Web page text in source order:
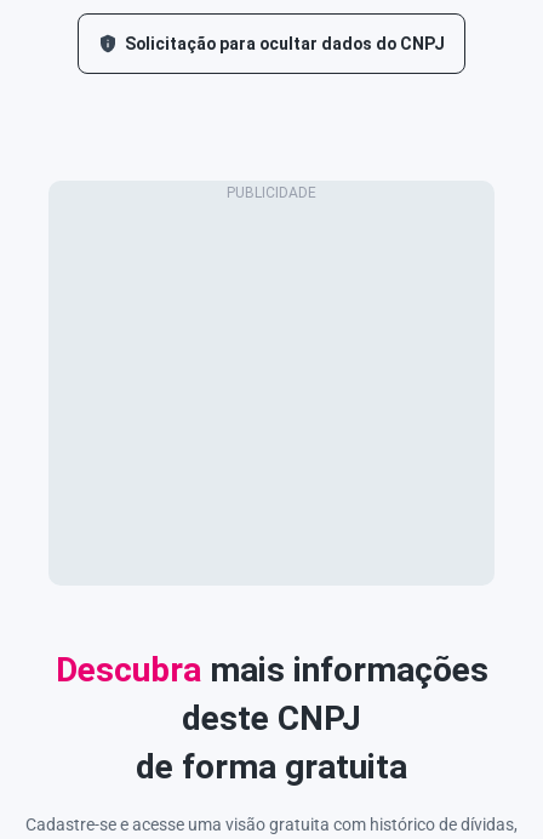
Solicitação para ocultar dados do CNPJ
Descubra mais informações
deste CNPJ
de forma gratuita
Cadastre-se e acesse uma visão gratuita com histórico de dívidas,